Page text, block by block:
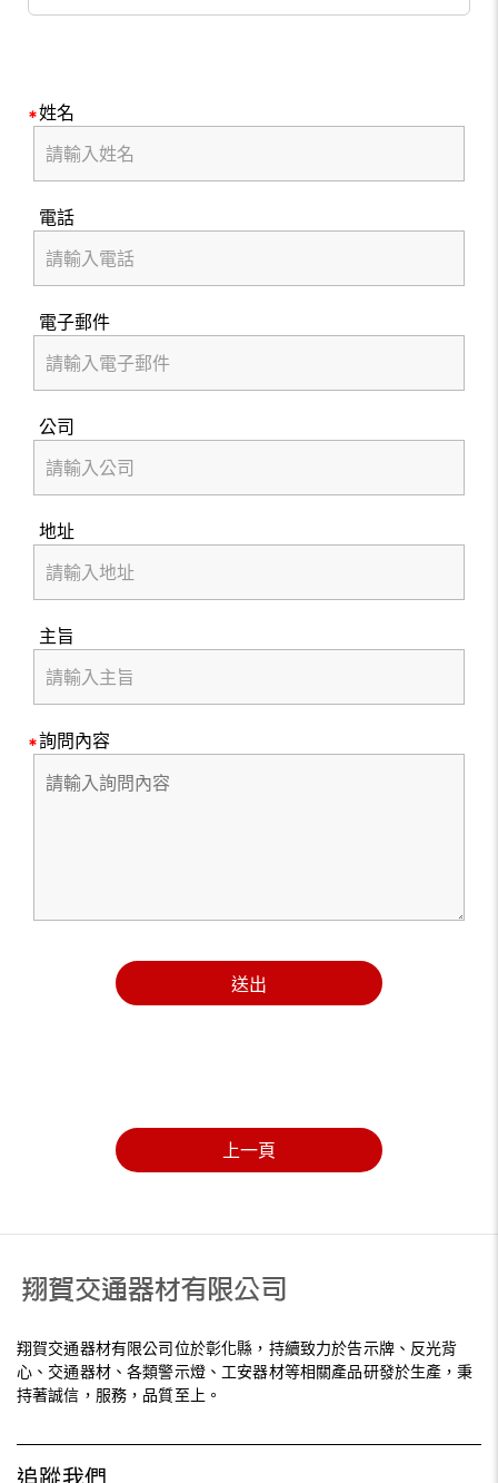
姓名
電話
電子郵件
公司
地址
主旨
詢問內容
送出
上一頁
翔賀交通器材有限公司位於彰化縣，持續致力於告示牌、反光背
心、交通器材、各類警示燈、工安器材等相關產品研發於生產，秉
持著誠信，服務，品質至上。